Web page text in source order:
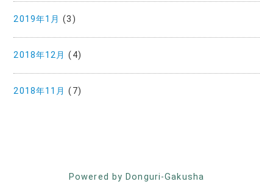
2019年1月 (3)
2018年12月 (4)
2018年11月 (7)
Powered by Donguri-Gakusha